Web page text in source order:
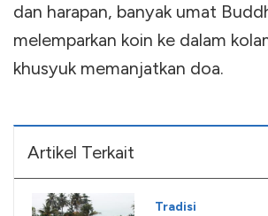
dan harapan, banyak umat
melemparkan koin ke dalam
khusyuk memanjatkan doa.
Artikel Terkait
Tradisi